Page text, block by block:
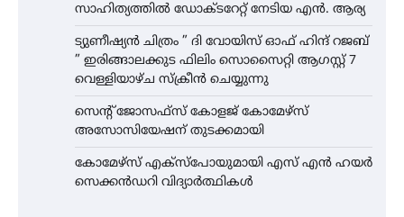
സാഹിത്യത്തിൽ ഡോക്ടറേറ്റ് നേടിയ എൻ. ആര്യ
ട്യുണീഷ്യൻ ചിത്രം ” ദി വോയിസ് ഓഫ് ഹിന്ദ് റജബ്
” ഇരിങ്ങാലക്കുട ഫിലിം സൊസൈറ്റി ആഗസ്റ്റ് 7
വെള്ളിയാഴ്ച സ്‌ക്രീൻ ചെയ്യുന്നു
സെന്റ് ജോസഫ്സ് കോളജ് കോമേഴ്‌സ്
അസോസിയേഷന് തുടക്കമായി
കോമേഴ്സ് എക്സ്പോയുമായി എസ് എൻ ഹയർ
സെക്കൻഡറി വിദ്യാർത്ഥികൾ